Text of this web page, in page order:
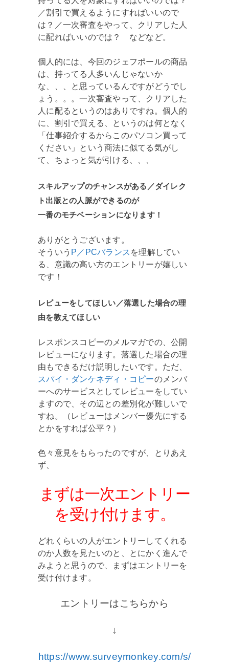
／割引で買えるようにすればいいので
は？／一次審査をやって、クリアした人
に配ればいいのでは？ などなど。
個人的には、今回のジェフポールの商品
は、持ってる人多いんじゃないか
な、、、と思っているんですがどうでし
ょう。。。一次審査やって、クリアした
人に配るというのはありですね。個人的
に、割引で買える、というのは何となく
「仕事紹介するからこのパソコン買って
ください」という商法に似てる気がし
て、ちょっと気が引ける、、、
スキルアップのチャンスがある／ダイレク
ト出版との人脈ができるのが
一番のモチベーションになります！
ありがとうございます。
そういう P／PCバランス を理解してい
る、意識の高い方のエントリーが嬉しい
です！
レビューをしてほしい／落選した場合の理
由を教えてほしい
レスポンスコピーのメルマガでの、公開
レビューになります。落選した場合の理
由もできるだけ説明したいです。ただ、
スパイ・ダンケネディ・コピーのメンバ
ーへのサービスとしてレビューをしてい
ますので、その辺との差別化が難しいで
すね。（レビューはメンバー優先にする
とかをすれば公平？）
色々意見をもらったのですが、とりあえ
ず、
まずは一次エントリー
を受け付けます。
どれくらいの人がエントリーしてくれる
のか人数を見たいのと、とにかく進んで
みようと思うので、まずはエントリーを
受け付けます。
エントリーはこちらから
↓
https://www.surveymonkey.com/s/